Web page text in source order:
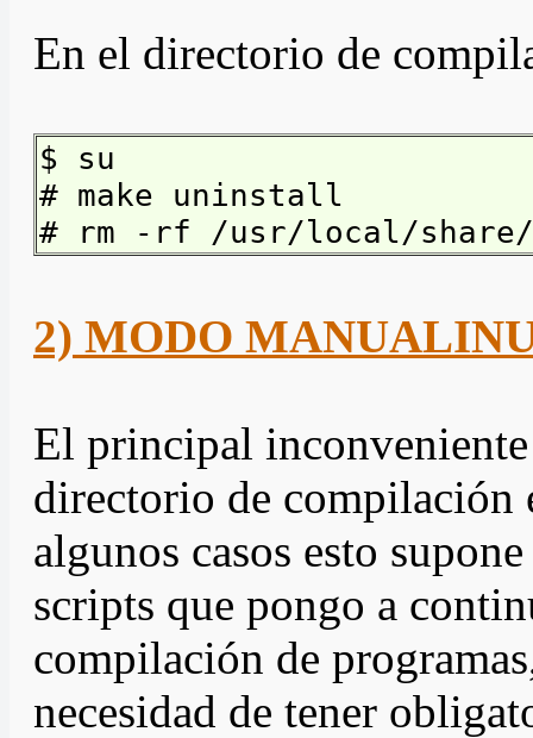
En el directorio de
$ su
# make uninstall
# rm -rf /usr/local/share/
2) MODO
El principal inconveniente
directorio de compilación
algunos casos esto
scripts que pongo a
compilación de
necesidad de tener